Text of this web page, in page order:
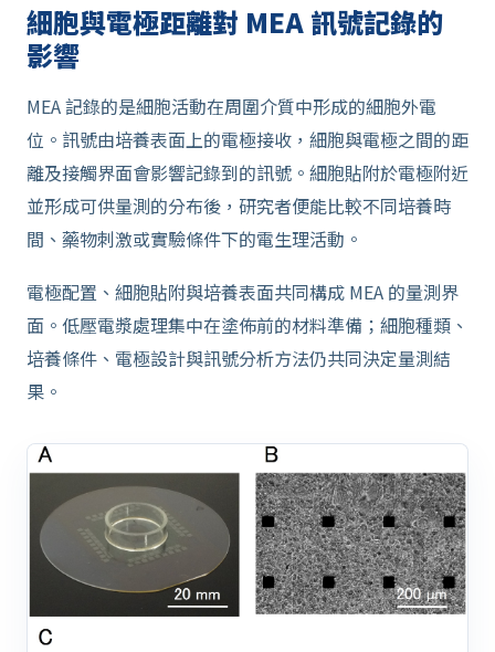
細胞與電極距離對 MEA 訊號記錄的
影響
MEA 記錄的是細胞活動在周圍介質中形成的細胞外電
位。訊號由培養表面上的電極接收，細胞與電極之間的距
離及接觸界面會影響記錄到的訊號。細胞貼附於電極附近
並形成可供量測的分布後，研究者便能比較不同培養時
間、藥物刺激或實驗條件下的電生理活動。
電極配置、細胞貼附與培養表面共同構成 MEA 的量測界
面。低壓電漿處理集中在塗佈前的材料準備；細胞種類、
培養條件、電極設計與訊號分析方法仍共同決定量測結
果。